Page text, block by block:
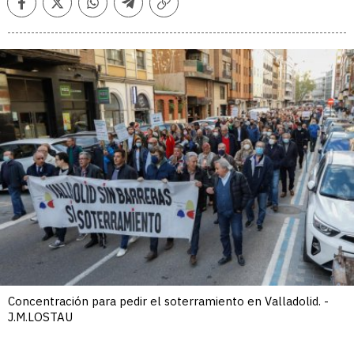
FacebookTwitterWhatsappTelegramCopiar
Concentración para pedir el soterramiento en Valladolid. -
J.M.LOSTAU